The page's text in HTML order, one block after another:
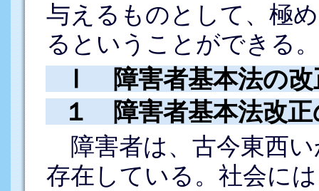
与えるものとして、極
るということができる。
Ⅰ 障害者基本法の改
１ 障害者基本法改正
障害者は、古今東西
存在している。社会に